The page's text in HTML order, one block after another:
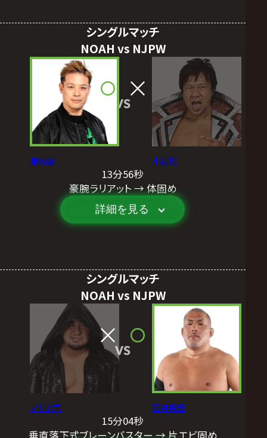
シングルマッチ
NOAH vs NJPW
潮崎豪
VS
小島聡
13分56秒
豪腕ラリアット → 体固め
詳細を見る
シングルマッチ
NOAH vs NJPW
マサ北宮
VS
石井智宏
15分04秒
垂直落下式ブレーンバスター → 片エビ固め